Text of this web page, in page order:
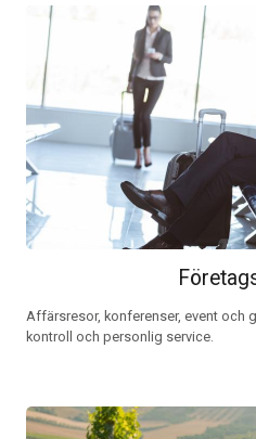
Affärsresor, konferenser, event och
kontroll och personlig service.